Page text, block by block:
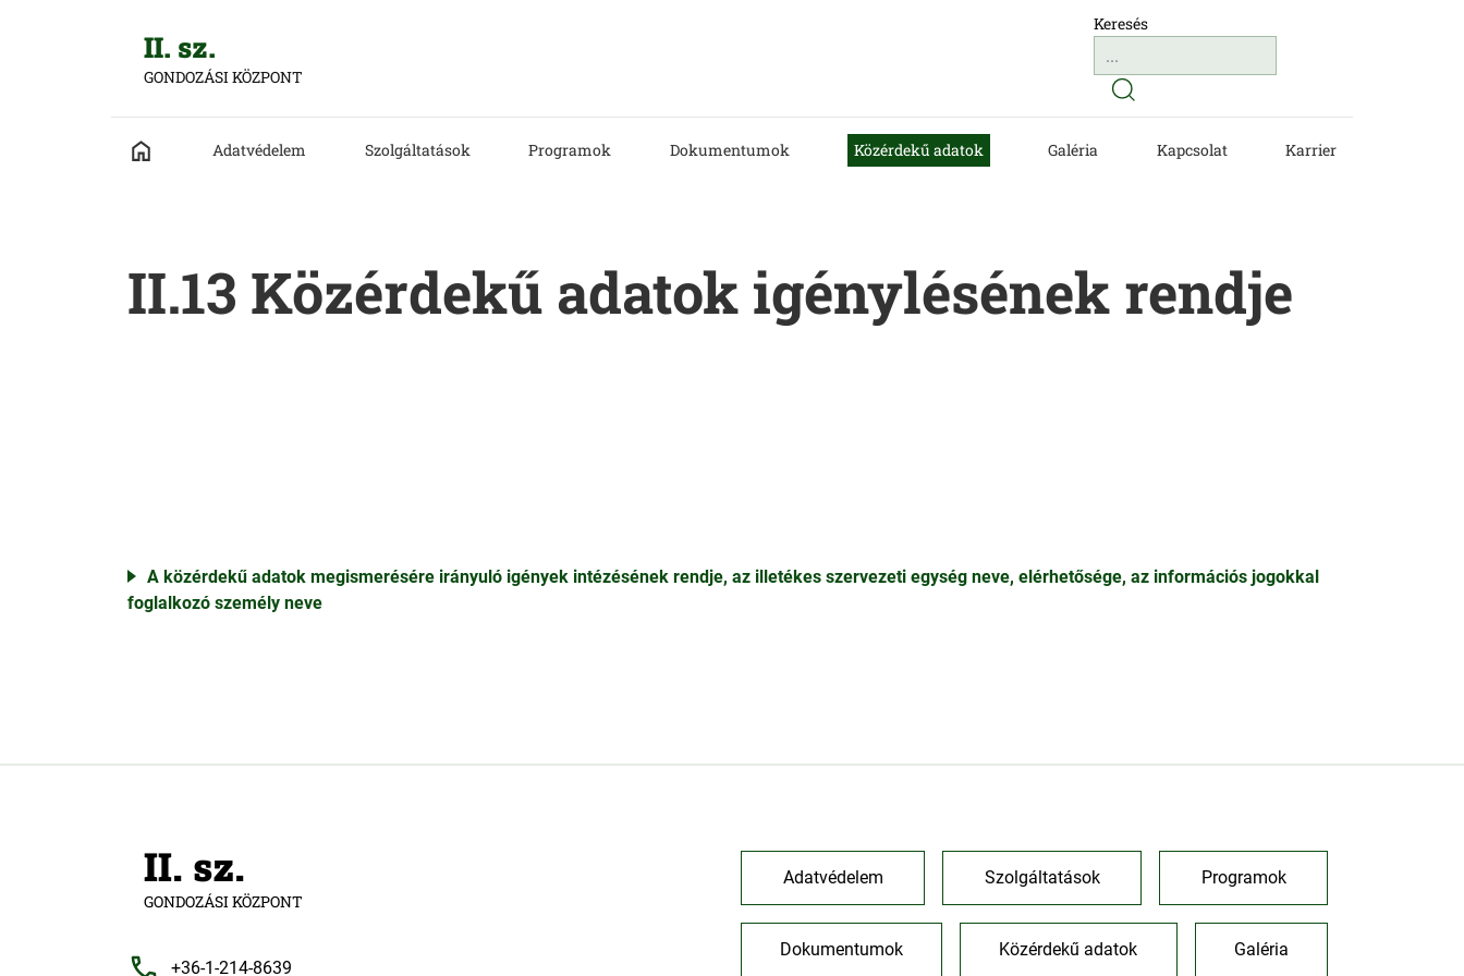
II. sz.
GONDOZÁSI KÖZPONT
Keresés
Adatvédelem Szolgáltatások Programok Dokumentumok Közérdekű adatok Galéria Kapcsolat Karrier
II.13 Közérdekű adatok igénylésének rendje
A közérdekű adatok megismerésére irányuló igények intézésének rendje, az illetékes szervezeti egység neve, elérhetősége, az információs jogokkal
foglalkozó személy neve
II. sz.
GONDOZÁSI KÖZPONT
+36-1-214-8639
Adatvédelem Szolgáltatások Programok
Dokumentumok Közérdekű adatok Galéria